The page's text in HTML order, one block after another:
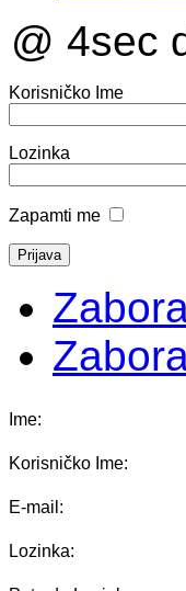
@ 4sec
Korisničko Ime
Lozinka
Zapamti me
Ime:
Korisničko Ime:
E-mail:
Lozinka: